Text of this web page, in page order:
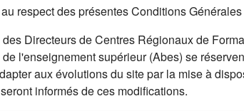
respect des présentes Conditions
Directeurs de Centres Régionaux de
l'enseignement supérieur (Abes) se
aux évolutions du site par la mise à
informés de ces modifications.